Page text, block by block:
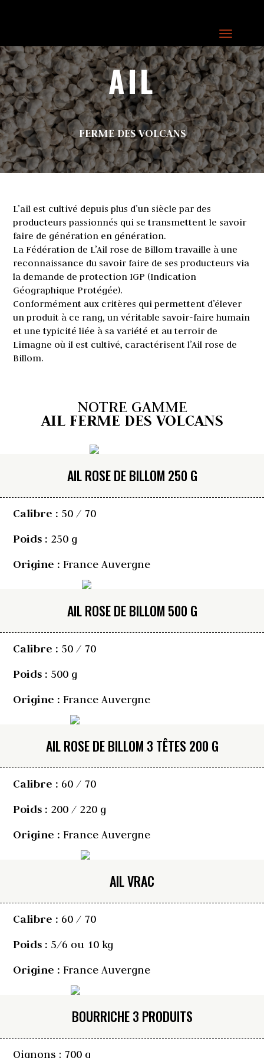
AIL
FERME DES VOLCANS
L’ail est cultivé depuis plus d’un siècle par des
producteurs passionnés qui se transmettent le savoir
faire de génération en génération.
La Fédération de L’Ail rose de Billomtravaille à une
reconnaissance du savoir faire de ses producteurs via
la demande de protection IGP (Indication
Géographique Protégée).
Conformément aux critères qui permettent d’élever
un produit à ce rang, un véritable savoir-faire humain
et une typicité liée à sa variété et au terroir de
Limagne où il est cultivé, caractérisent l’Ail rose de
Billom.
NOTRE GAMME
AIL FERME DES VOLCANS
AIL ROSE DE BILLOM 250 G
Calibre : 50 / 70
Poids : 250 g
Origine :France Auvergne
AIL ROSE DE BILLOM 500 G
Calibre : 50 / 70
Poids : 500 g
Origine :France Auvergne
AIL ROSE DE BILLOM 3 TÊTES 200 G
Calibre : 60 / 70
Poids : 200 / 220 g
Origine :France Auvergne
AIL VRAC
Calibre : 60 / 70
Poids : 5/6 ou 10 kg
Origine :France Auvergne
BOURRICHE 3 PRODUITS
Oignons : 700 g